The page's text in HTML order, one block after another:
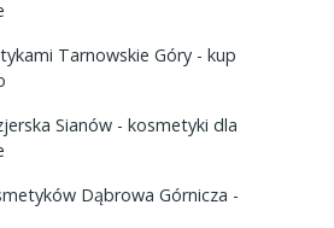
Tarnowskie Góry - kup
Sianów - kosmetyki dla
Dąbrowa Górnicza -